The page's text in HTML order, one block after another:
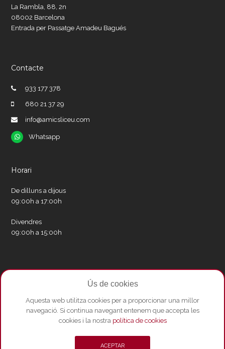
La Rambla, 88, 2n
08002 Barcelona
Entrada per Passatge Amadeu Bagués
Contacte
933 177 378
680 21 37 29
info@amicsliceu.com
Whatsapp
Whatsapp
Horari
De dilluns a dijous
09:00h a 17:00h
Divendres
09:00h a 15:00h
Xarxes socials
TwitterFacebookInstagram
Whatsapp
Youtube
Ús de cookies
Aquesta web utilitza cookies per a proporcionar una millor
navegació. Si continua navegant entenem que accepta les
cookies i la nostra política de cookies
ACEPTAR